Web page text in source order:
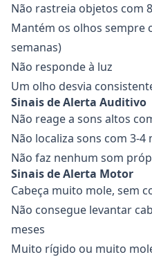
Não rastreia objetos com
Mantém os olhos sempre
semanas)
Não responde à luz
Um olho desvia
Sinais de Alerta Auditivo
Não reage a sons altos
Não localiza sons com 3-4
Não faz nenhum som
Sinais de Alerta Motor
Cabeça muito mole, sem
Não consegue levantar
meses
Muito rígido ou muito